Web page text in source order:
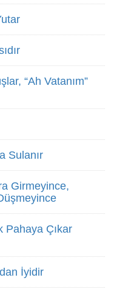
“Ah Vatanım”
Sulanır
Girmeyince,
Çıkar
İyidir